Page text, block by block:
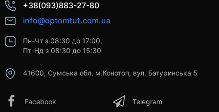
+38(093)883-27-80
info@optomtut.com.ua
Пн-Чт з 08:30 до 17:00,
Пт-Нд з 08:30 до 15:30
41600, Сумська обл, м.Конотоп, вул. Батуринська 5
Facebook Telegram